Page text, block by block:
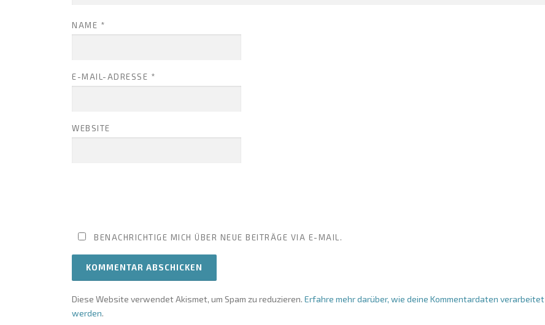
NAME *
E-MAIL-ADRESSE *
WEBSITE
BENACHRICHTIGE MICH ÜBER NEUE BEITRÄGE VIA E-MAIL.
Diese Website verwendet Akismet, um Spam zu reduzieren. Erfahre mehr darüber, wie deine Kommentardaten verarbeitet
werden.